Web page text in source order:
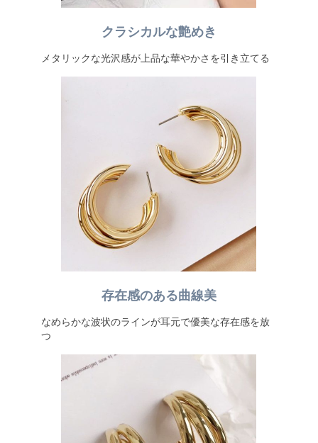
クラシカルな艶めき
メタリックな光沢感が上品な華やかさを引き立てる
存在感のある曲線美
なめらかな波状のラインが耳元で優美な存在感を放
つ